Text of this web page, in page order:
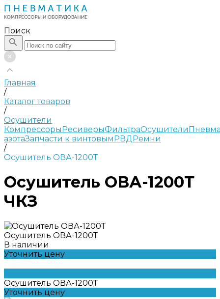
Поиск
Главная
/
Каталог товаров
/
Осушители
КомпрессорыРесиверыФильтраОсушители
азотаЗапчасти к винтовымРВДРемни
/
Осушитель ОВА-1200Т
Осушитель ОВА-1200Т
ЧКЗ
Осушитель ОВА-1200Т
В наличии
Уточнить цену
Осушитель ОВА-1200Т
Уточнить цену